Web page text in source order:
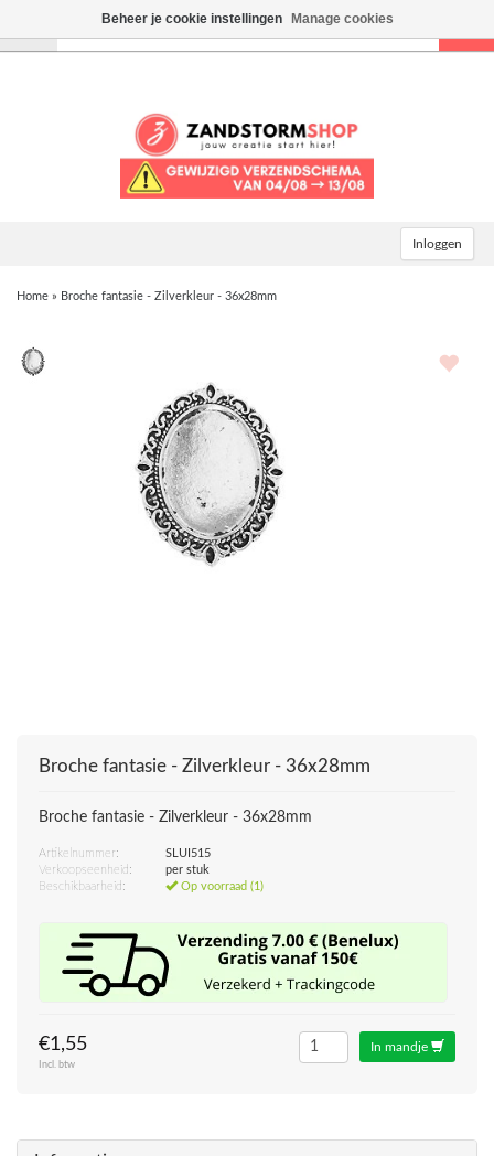
Inloggen
Home » Broche fantasie - Zilverkleur - 36x28mm
Broche fantasie - Zilverkleur - 36x28mm
Broche fantasie - Zilverkleur - 36x28mm
Artikelnummer:
SLUI515
Verkoopseenheid:
per stuk
Beschikbaarheid:
Op voorraad (1)
€1,55
Incl. btw
In mandje
Beheer je cookie instellingen Manage cookies